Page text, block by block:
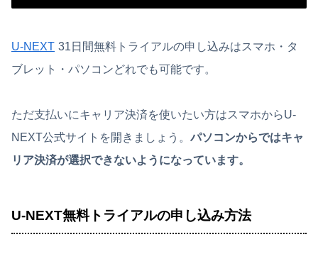
U-NEXT 31日間無料トライアルの申し込みはスマホ・タ
ブレット・パソコンどれでも可能です。
ただ支払いにキャリア決済を使いたい方はスマホからU-
NEXT公式サイトを開きましょう。 パソコンからではキャ
リア決済が選択できないようになっています。
U-NEXT無料トライアルの申し込み方法